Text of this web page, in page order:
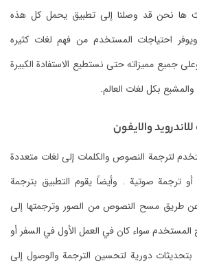
ها نحن قد وصلنا إلى تطبيق يحمل كل هذه
احتياجات المستخدم من فهم لغات كثيره
جميع مميزاته حتى نستطيع الاستفادة الكبيرة
بكل لغات العالم.
والايفون
لترجمة النصوص والكلمات إلى لغات متعددة
ترجمة صوتية . وأيضاً يقوم التطبيق بترجمة
عن طريق مسح النصوص من الصور وترجمتها إلى
سواء كان في العمل الأول في السفر أو
بتحديثات دورية لتحسين الترجمة والوصول إلى